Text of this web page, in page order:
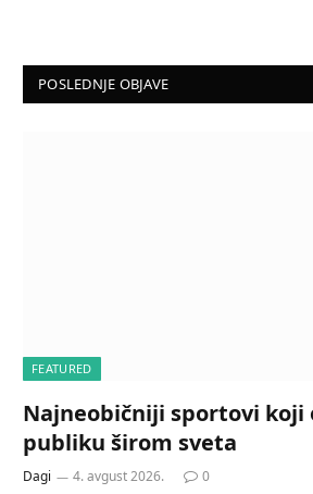
POSLEDNJE OBJAVE
FEATURED
Najneobičniji sportovi koji
publiku širom sveta
Dagi 4. avgust 2026. 0